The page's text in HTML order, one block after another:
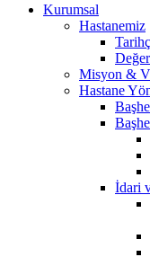
Kurumsal
Hastanemiz
Misyon &
Hastane
İdari